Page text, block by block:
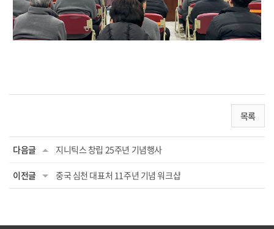
목록
다음글 지니틱스 창립 25주년 기념행사
이전글 중국 심천 대표처 11주년 기념 워크샵